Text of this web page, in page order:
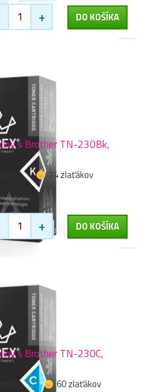
+ DO KOŠÍKA
s Brother TN-230Bk,
74 zlaťákov
+ DO KOŠÍKA
s Brother TN-230C,
60 zlaťákov